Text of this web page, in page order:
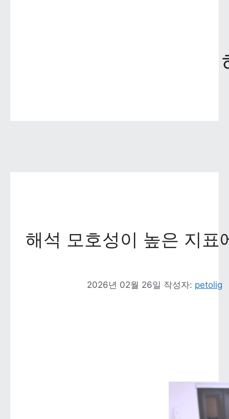
해석 모호성이 높은 지표
2026년 02월 26일 작성자: petolig